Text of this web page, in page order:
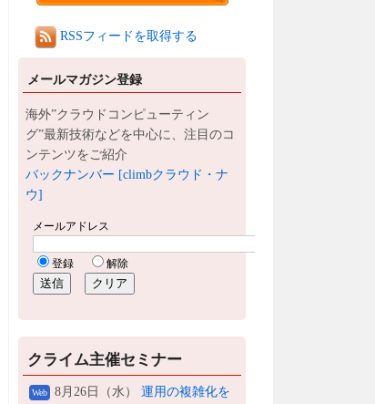
RSSフィードを取得する
メールマガジン登録
海外”クラウドコンピューティン
グ”最新技術などを中心に、注目のコ
ンテンツをご紹介
バックナンバー [climbクラウド・ナ
ウ]
クライム主催セミナー
Web 8月26日（水） 運用の複雑化を